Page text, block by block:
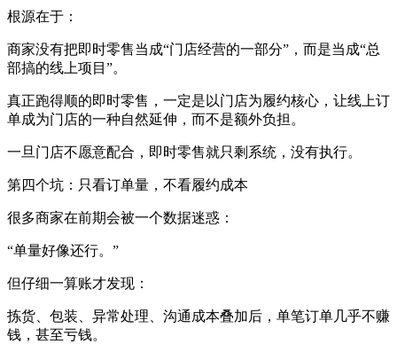
根源在于：
商家没有把即时零售当成“门店经营的一部分”，而是当成“总
部搞的线上项目”。
真正跑得顺的即时零售，一定是以门店为履约核心，让线上订
单成为门店的一种自然延伸，而不是额外负担。
一旦门店不愿意配合，即时零售就只剩系统，没有执行。
第四个坑：只看订单量，不看履约成本
很多商家在前期会被一个数据迷惑：
“单量好像还行。”
但仔细一算账才发现：
拣货、包装、异常处理、沟通成本叠加后，单笔订单几乎不赚
钱，甚至亏钱。